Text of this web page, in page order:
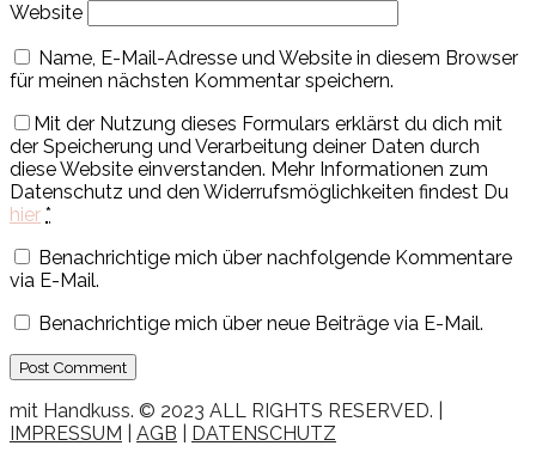
Website
Name, E-Mail-Adresse und Website in diesem Browser
für meinen nächsten Kommentar speichern.
Mit der Nutzung dieses Formulars erklärst du dich mit
der Speicherung und Verarbeitung deiner Daten durch
diese Website einverstanden. Mehr Informationen zum
Datenschutz und den Widerrufsmöglichkeiten findest Du
hier *
Benachrichtige mich über nachfolgende Kommentare
via E-Mail.
Benachrichtige mich über neue Beiträge via E-Mail.
mit Handkuss. © 2023 ALL RIGHTS RESERVED. |
IMPRESSUM
AGB
DATENSCHUTZ